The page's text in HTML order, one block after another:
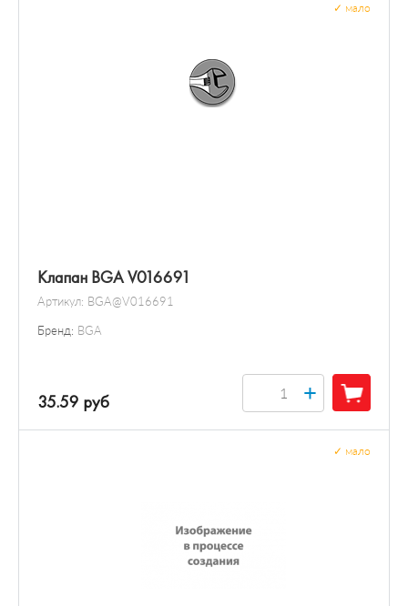
Клапан BGA V016691
Артикул: BGA@V016691
Бренд: BGA
мало
35.59 руб +
мало